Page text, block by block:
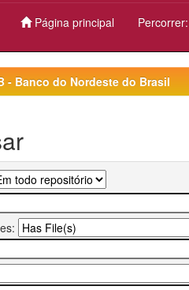
Página principal Percorrer:
- Banco do Nordeste do Brasil